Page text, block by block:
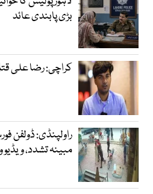
بڑی پابندی عائد
کراچی: رضا علی
راولپنڈی: ڈولفن
مبینہ تشدد، ویڈیو